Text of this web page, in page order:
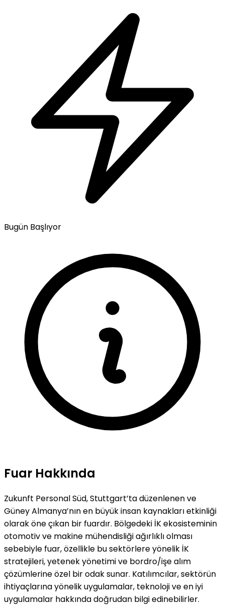
Bugün Başlıyor
Fuar Hakkında
Zukunft Personal Süd, Stuttgart’ta düzenlenen ve
Güney Almanya’nın en büyük insan kaynakları etkinliği
olarak öne çıkan bir fuardır. Bölgedeki İK ekosisteminin
otomotiv ve makine mühendisliği ağırlıklı olması
sebebiyle fuar, özellikle bu sektörlere yönelik İK
stratejileri, yetenek yönetimi ve bordro/işe alım
çözümlerine özel bir odak sunar. Katılımcılar, sektörün
ihtiyaçlarına yönelik uygulamalar, teknoloji ve en iyi
uygulamalar hakkında doğrudan bilgi edinebilirler.